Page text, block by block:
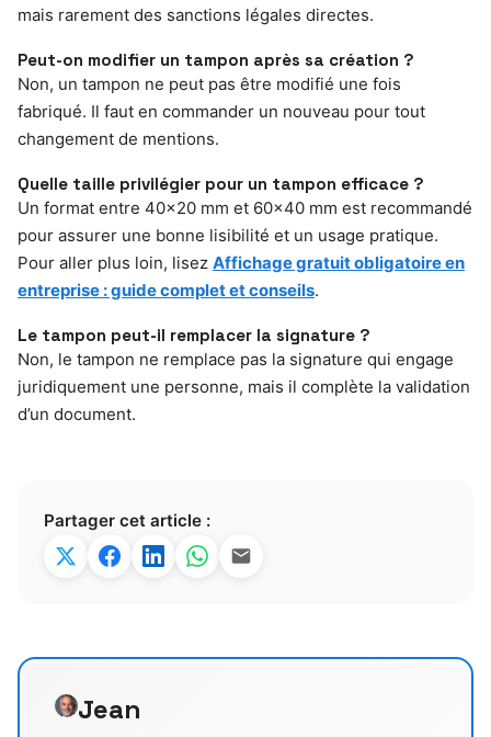
mais rarement des sanctions légales directes.
Peut-on modifier un tampon après sa création ?
Non, un tampon ne peut pas être modifié une fois
fabriqué. Il faut en commander un nouveau pour tout
changement de mentions.
Quelle taille privilégier pour un tampon efficace ?
Un format entre 40×20 mm et 60×40 mm est recommandé
pour assurer une bonne lisibilité et un usage pratique.
Pour aller plus loin, lisez Affichage gratuit obligatoire en
entreprise : guide complet et conseils.
Le tampon peut-il remplacer la signature ?
Non, le tampon ne remplace pas la signature qui engage
juridiquement une personne, mais il complète la validation
d’un document.
Partager cet article :
Jean